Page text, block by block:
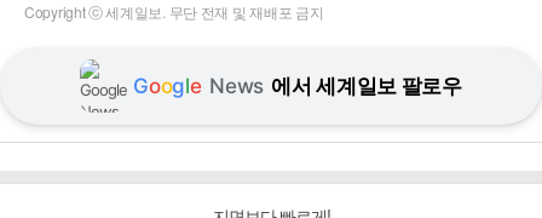
Copyright ⓒ 세계일보. 무단 전재 및 재배포 금지
Google News 에서 세계일보 팔로우